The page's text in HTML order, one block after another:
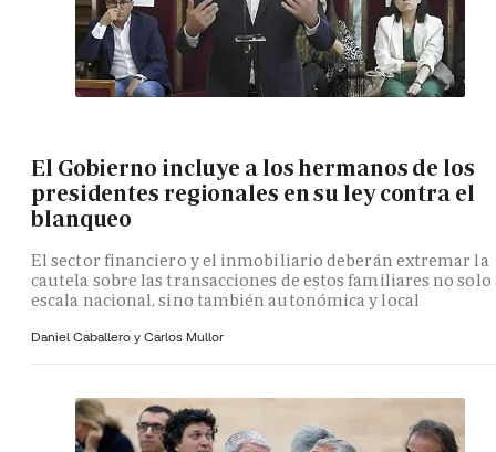
El Gobierno incluye a los hermanos de los
presidentes regionales en su ley contra el
blanqueo
El sector financiero y el inmobiliario deberán extremar la
cautela sobre las transacciones de estos familiares no solo
escala nacional, sino también autonómica y local
Daniel Caballero y Carlos Mullor